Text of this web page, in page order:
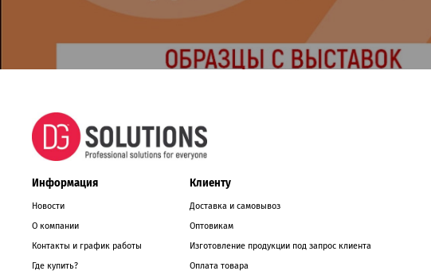
Информация
Новости
О компании
Контакты и график работы
Где купить?
Клиенту
Доставка и самовывоз
Оптовикам
Изготовление продукции под запрос клиента
Оплата товара